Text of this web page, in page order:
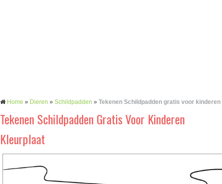
Home » Dieren » Schildpadden » Tekenen Schildpadden gratis voor kinderen
Tekenen Schildpadden Gratis Voor Kinderen
Kleurplaat